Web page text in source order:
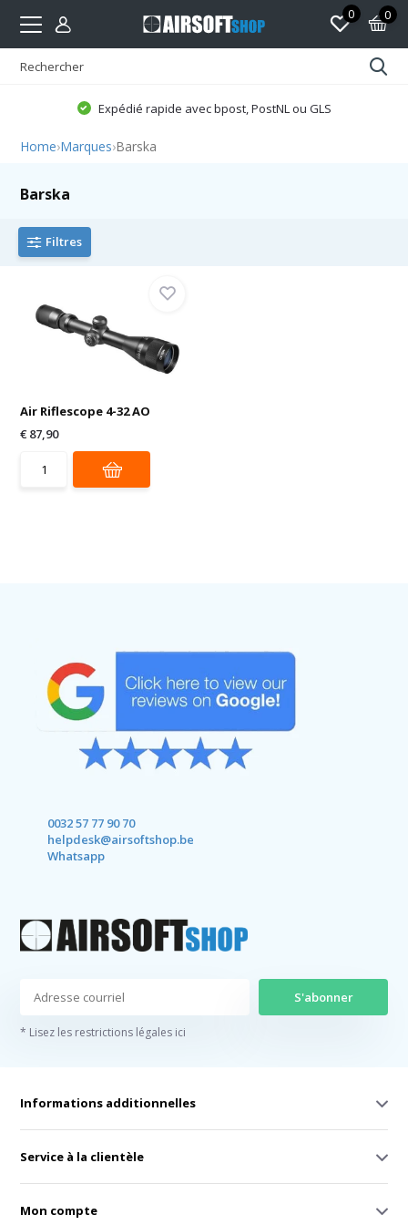
0 0
Expédié rapide avec bpost, PostNL ou GLS
Home›Marques›Barska
Barska
Filtres
Air Riflescope 4-32 AO
€ 87,90
0032 57 77 90 70
helpdesk@airsoftshop.be
Whatsapp
S'abonner
* Lisez les restrictions légales ici
Informations additionnelles
Service à la clientèle
Mon compte